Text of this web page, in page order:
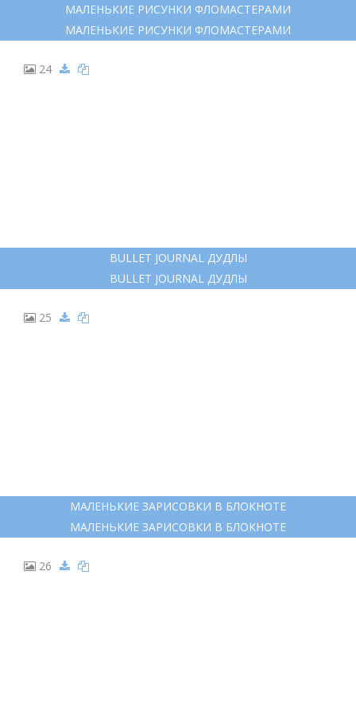
МАЛЕНЬКИЕ РИСУНКИ ФЛОМАСТЕРАМИ
МАЛЕНЬКИЕ РИСУНКИ ФЛОМАСТЕРАМИ
24
BULLET JOURNAL ДУДЛЫ
BULLET JOURNAL ДУДЛЫ
25
МАЛЕНЬКИЕ ЗАРИСОВКИ В БЛОКНОТЕ
МАЛЕНЬКИЕ ЗАРИСОВКИ В БЛОКНОТЕ
26